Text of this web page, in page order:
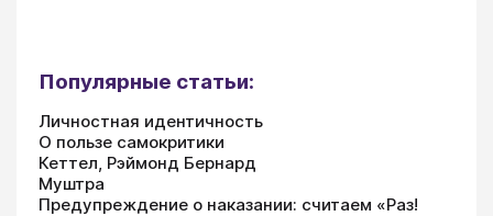
Популярные статьи:
Личностная идентичность
О пользе самокритики
Кеттел, Рэймонд Бернард
Муштра
Предупреждение о наказании: считаем «Раз!